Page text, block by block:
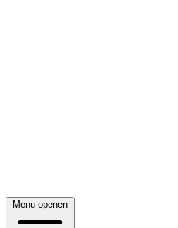
Menu openen